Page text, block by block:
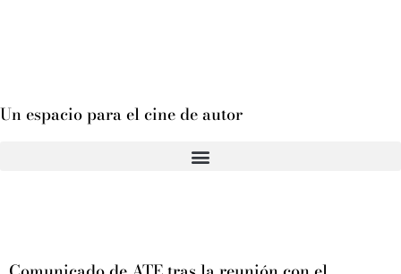
Un espacio para el cine de autor